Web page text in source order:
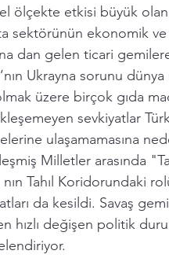
ölçekte etkisi büyük olan
sektörünün ekonomik ve
dan gelen ticari
Ukrayna sorunu
üzere birçok gıda
sevkiyatlar
ulaşamamasına
Milletler arasında
nın Tahıl Koridorundaki
da kesildi. Savaş
hızlı değişen politik